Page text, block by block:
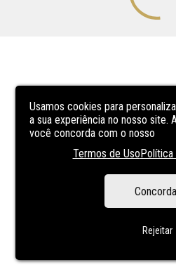
Usamos cookies para
a sua experiência no nosso site.
você concorda com o nosso
Termos de UsoPolítica
Rejeitar